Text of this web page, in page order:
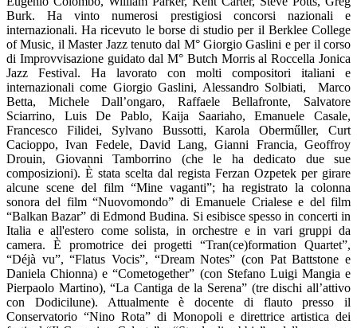
Burk. Ha vinto numerosi prestigiosi concorsi nazionali e
internazionali. Ha ricevuto le borse di studio per il Berklee College
of Music, il Master Jazz tenuto dal M° Giorgio Gaslini e per il corso
di Improvvisazione guidato dal M° Butch Morris al Roccella Jonica
Jazz Festival. Ha lavorato con molti compositori italiani e
internazionali come Giorgio Gaslini, Alessandro Solbiati, Marco
Betta, Michele Dall’ongaro, Raffaele Bellafronte, Salvatore
Sciarrino, Luis De Pablo, Kaija Saariaho, Emanuele Casale,
Francesco Filidei, Sylvano Bussotti, Karola Oberműller, Curt
Cacioppo, Ivan Fedele, David Lang, Gianni Francia, Geoffroy
Drouin, Giovanni Tamborrino (che le ha dedicato due sue
composizioni). È stata scelta dal regista Ferzan Ozpetek per girare
alcune scene del film “Mine vaganti”; ha registrato la colonna
sonora del film “Nuovomondo” di Emanuele Crialese e del film
“Balkan Bazar” di Edmond Budina. Si esibisce spesso in concerti in
Italia e all'estero come solista, in orchestre e in vari gruppi da
camera. È promotrice dei progetti “Tran(ce)formation Quartet”,
“Déjà vu”, “Flatus Vocis”, “Dream Notes” (con Pat Battstone e
Daniela Chionna) e “Cometogether” (con Stefano Luigi Mangia e
Pierpaolo Martino), “La Cantiga de la Serena” (tre dischi all’attivo
con Dodicilune). Attualmente è docente di flauto presso il
Conservatorio “Nino Rota” di Monopoli e direttrice artistica dei